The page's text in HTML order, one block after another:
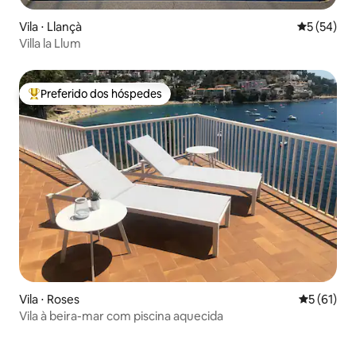
Vila ⋅ Llançà 5 de uma
5 (54)
Villa la Llum
Entre os melhores preferidos dos hóspedes
Preferido dos hóspedes
Vila ⋅ Roses 5 de uma
5 (61)
Vila à beira-mar com piscina aquecida